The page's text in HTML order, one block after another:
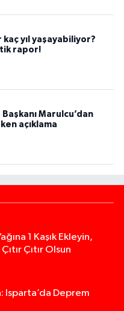
kaç yıl yaşayabiliyor?
rapor!
Başkanı Marulcu’dan
açıklama
1 Kaşık Ekleyin,
Çıtır Olsun
Isparta’da Deprem